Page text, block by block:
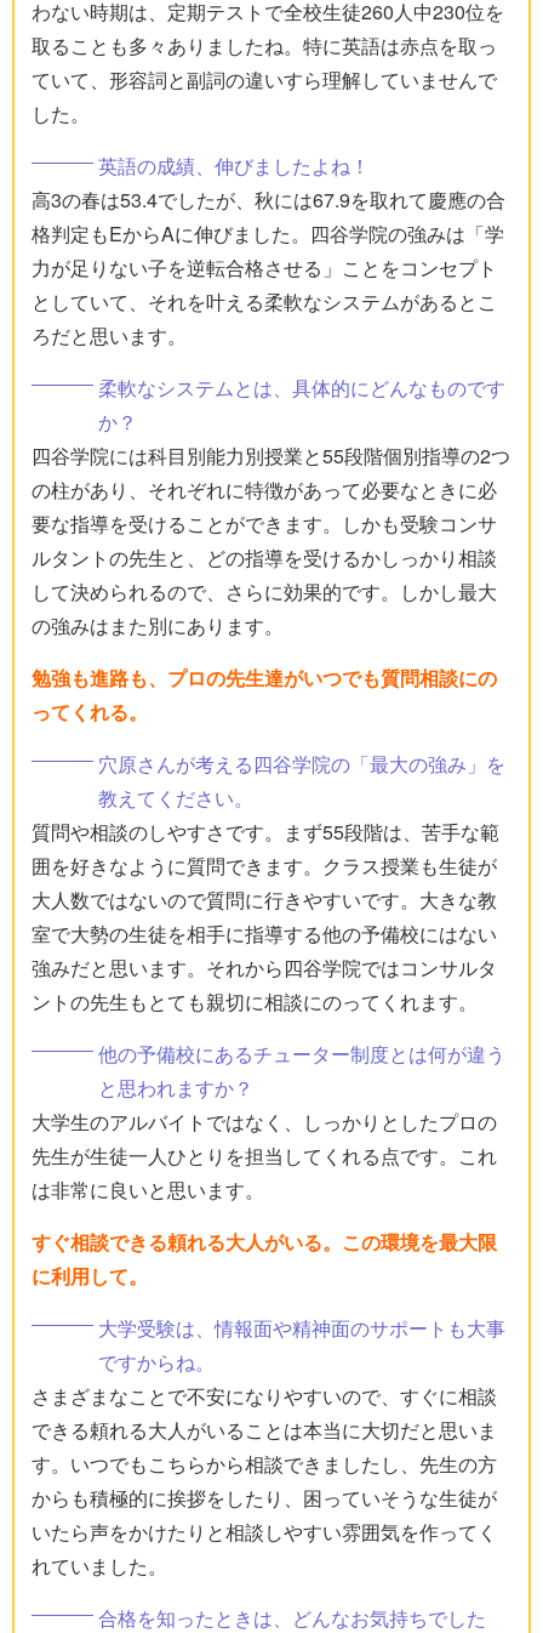
わない時期は、定期テストで全校生徒260人中230位を
取ることも多々ありましたね。特に英語は赤点を取っ
ていて、形容詞と副詞の違いすら理解していませんで
した。
英語の成績、伸びましたよね！
高3の春は53.4でしたが、秋には67.9を取れて慶應の合
格判定もEからAに伸びました。四谷学院の強みは「学
力が足りない子を逆転合格させる」ことをコンセプト
としていて、それを叶える柔軟なシステムがあるとこ
ろだと思います。
柔軟なシステムとは、具体的にどんなものです
か？
四谷学院には科目別能力別授業と55段階個別指導の2つ
の柱があり、それぞれに特徴があって必要なときに必
要な指導を受けることができます。しかも受験コンサ
ルタントの先生と、どの指導を受けるかしっかり相談
して決められるので、さらに効果的です。しかし最大
の強みはまた別にあります。
勉強も進路も、プロの先生達がいつでも質問相談にの
ってくれる。
穴原さんが考える四谷学院の「最大の強み」を
教えてください。
質問や相談のしやすさです。まず55段階は、苦手な範
囲を好きなように質問できます。クラス授業も生徒が
大人数ではないので質問に行きやすいです。大きな教
室で大勢の生徒を相手に指導する他の予備校にはない
強みだと思います。それから四谷学院ではコンサルタ
ントの先生もとても親切に相談にのってくれます。
他の予備校にあるチューター制度とは何が違う
と思われますか？
大学生のアルバイトではなく、しっかりとしたプロの
先生が生徒一人ひとりを担当してくれる点です。これ
は非常に良いと思います。
すぐ相談できる頼れる大人がいる。この環境を最大限
に利用して。
大学受験は、情報面や精神面のサポートも大事
ですからね。
さまざまなことで不安になりやすいので、すぐに相談
できる頼れる大人がいることは本当に大切だと思いま
す。いつでもこちらから相談できましたし、先生の方
からも積極的に挨拶をしたり、困っていそうな生徒が
いたら声をかけたりと相談しやすい雰囲気を作ってく
れていました。
合格を知ったときは、どんなお気持ちでした